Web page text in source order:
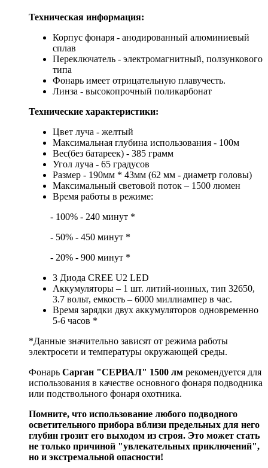
Техническая информация:
Корпус фонаря - анодированный алюминиевый
сплав
Переключатель - электромагнитный, ползункового
типа
Фонарь имеет отрицательную плавучесть.
Линза - высокопрочный поликарбонат
Технические характеристики:
Цвет луча - желтый
Максимальная глубина использования - 100м
Вес(без батареек) - 385 грамм
Угол луча - 65 градусов
Размер - 190мм * 43мм (62 мм - диаметр головы)
Максимальный световой поток – 1500 люмен
Время работы в режиме:
- 100% - 240 минут *
- 50% - 450 минут *
- 20% - 900 минут *
3 Диода CREE U2 LED
Аккумуляторы – 1 шт. литий-ионных, тип 32650,
3.7 вольт, емкость – 6000 миллиампер в час.
Время зарядки двух аккумуляторов одновременно
5-6 часов *
*Данные значительно зависят от режима работы
электросети и температуры окружающей среды.
Фонарь Сарган "СЕРВАЛ" 1500 лм рекомендуется для
использования в качестве основного фонаря подводника
или подствольного фонаря охотника.
Помните, что использование любого подводного
осветительного прибора вблизи предельных для него
глубин грозит его выходом из строя. Это может стать
не только причиной "увлекательных приключений",
но и экстремальной опасности!